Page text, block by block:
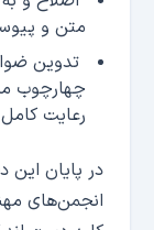
متن و
تدوین
چهارچوب
رعایت
در پایان این
انجمن‌های